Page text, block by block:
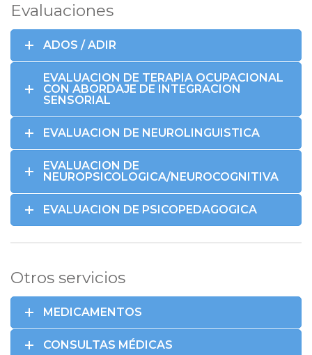
Evaluaciones
ADOS / ADIR
EVALUACION DE TERAPIA OCUPACIONAL
CON ABORDAJE DE INTEGRACION
SENSORIAL
EVALUACION DE NEUROLINGUISTICA
EVALUACION DE
NEUROPSICOLOGICA/NEUROCOGNITIVA
EVALUACION DE PSICOPEDAGOGICA
Otros servicios
MEDICAMENTOS
CONSULTAS MÉDICAS